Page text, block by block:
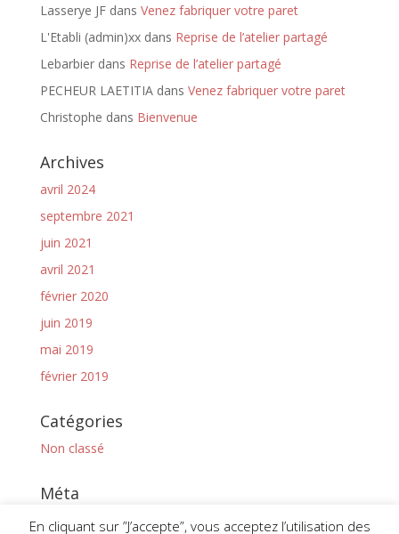
Lasserye JFdans Venez fabriquer votre paret
L'Etabli (admin)xxdans Reprise de l’atelier partagé
Lebarbierdans Reprise de l’atelier partagé
PECHEUR LAETITIAdans Venez fabriquer votre paret
Christophe dans Bienvenue
Archives
avril 2024
septembre 2021
juin 2021
avril 2021
février 2020
juin 2019
mai 2019
février 2019
Catégories
Non classé
Méta
Connexion
En cliquant sur ”J’accepte”, vous acceptez l’utilisation des